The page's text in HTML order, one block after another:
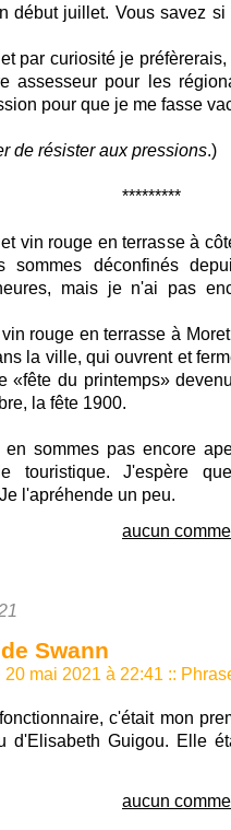
début juillet. Vous savez
par curiosité je
assesseur pour les
pour que je me fasse
de résister aux pressions.)
*********
vin rouge en terrasse à
sommes déconfinés
mais je n'ai pas
rouge en terrasse à
la ville, qui ouvrent et
«fête du printemps»
la fête 1900.
sommes pas encore
touristique. J'espère
l'apréhende un peu.
aucun
Swann
20 mai 2021 à 22:41 ::
c'était mon
d'Elisabeth Guigou. Elle
aucun